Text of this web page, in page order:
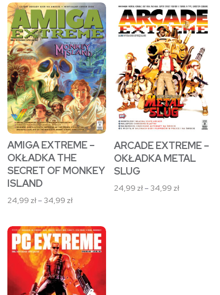
Ten
produkt
ma
wiele
wariantów.
Opcje
można
wybrać
na
stronie
produktu
AMIGA EXTREME –
OKŁADKA THE
SECRET OF MONKEY
ISLAND
24,99 zł– 34,99 złZakres
24,99 zł
do
34,99 zł
Ten
produkt
ma
wiele
wariantów.
Opcje
można
wybrać
na
stronie
produktu
ARCADE EXTREME –
OKŁADKA METAL
SLUG
24,99 zł– 34,99 złZakres
Ten
produkt
wiele
wariantów.